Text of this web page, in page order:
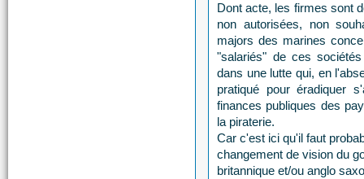
Dont acte, les firmes sont
non autorisées, non
majors des marines
"salariés" de ces
dans une lutte qui, en
pratiqué pour éradiquer
finances publiques des
la piraterie.
Car c'est ici qu'il faut
changement de vision du
britannique et/ou anglo